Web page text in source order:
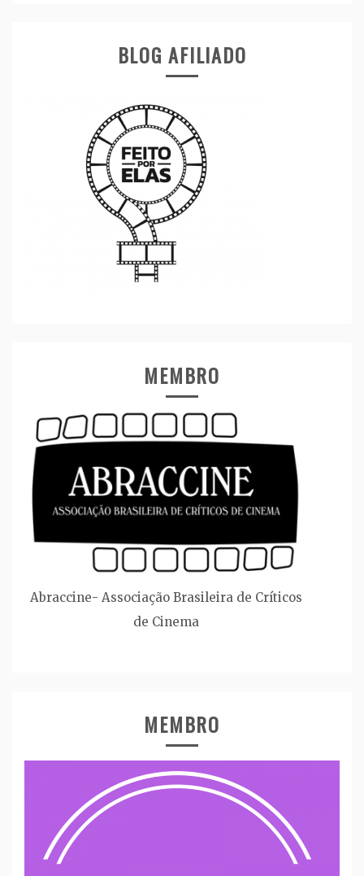
BLOG AFILIADO
MEMBRO
Abraccine- Associação Brasileira de Críticos
de Cinema
MEMBRO